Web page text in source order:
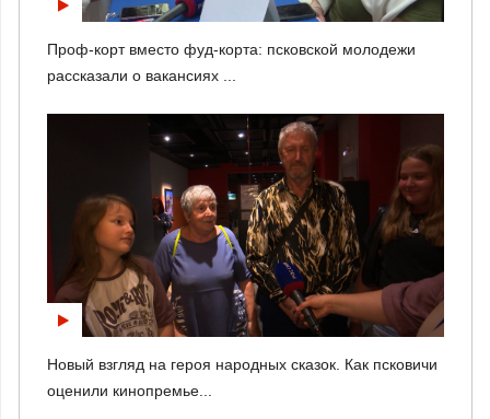
Проф-корт вместо фуд-корта: псковской молодежи
рассказали о вакансиях ...
Новый взгляд на героя народных сказок. Как псковичи
оценили кинопремье...